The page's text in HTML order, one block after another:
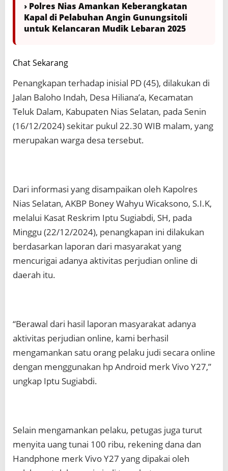
› Polres Nias Amankan Keberangkatan
Kapal di Pelabuhan Angin Gunungsitoli
untuk Kelancaran Mudik Lebaran 2025
Chat Sekarang
Penangkapan terhadap inisial PD (45), dilakukan di
Jalan Baloho Indah, Desa Hiliana’a, Kecamatan
Teluk Dalam, Kabupaten Nias Selatan, pada Senin
(16/12/2024) sekitar pukul 22.30 WIB malam, yang
merupakan warga desa tersebut.
Dari informasi yang disampaikan oleh Kapolres
Nias Selatan, AKBP Boney Wahyu Wicaksono, S.I.K,
melalui Kasat Reskrim Iptu Sugiabdi, SH, pada
Minggu (22/12/2024), penangkapan ini dilakukan
berdasarkan laporan dari masyarakat yang
mencurigai adanya aktivitas perjudian online di
daerah itu.
“Berawal dari hasil laporan masyarakat adanya
aktivitas perjudian online, kami berhasil
mengamankan satu orang pelaku judi secara online
dengan menggunakan hp Android merk Vivo Y27,”
ungkap Iptu Sugiabdi.
Selain mengamankan pelaku, petugas juga turut
menyita uang tunai 100 ribu, rekening dana dan
Handphone merk Vivo Y27 yang dipakai oleh